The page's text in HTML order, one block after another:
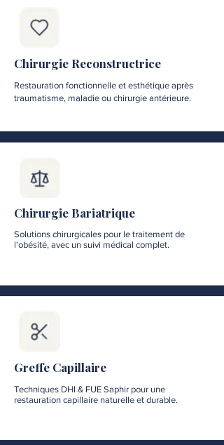
Chirurgie Reconstructrice
Restauration fonctionnelle et esthétique après
traumatisme, maladie ou chirurgie antérieure.
Chirurgie Bariatrique
Solutions chirurgicales pour le traitement de
l'obésité, avec un suivi médical complet.
Greffe Capillaire
Techniques DHI & FUE Saphir pour une
restauration capillaire naturelle et durable.